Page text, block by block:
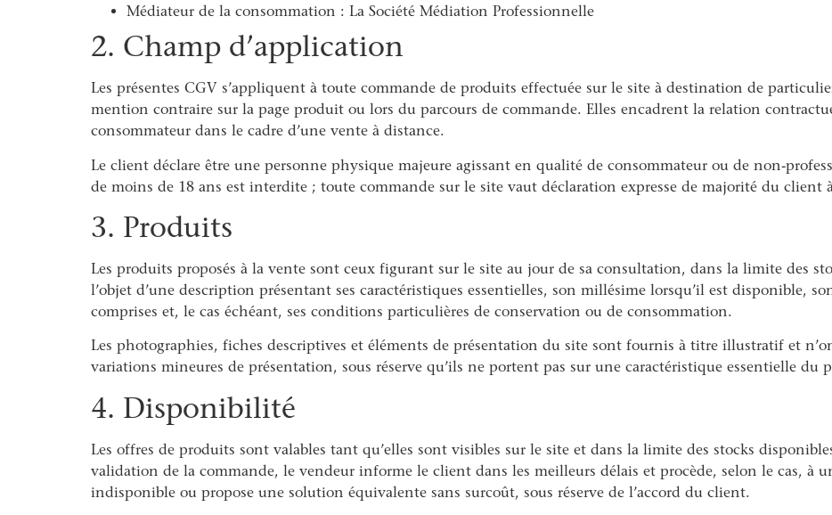
Médiateur de la consommation : La Société Médiation Professionnelle
2. Champ d’application
Les présentes CGV s’appliquent à toute commande de produits effectuée sur le site à destination de
mention contraire sur la page produit ou lors du parcours de commande. Elles encadrent la relation
consommateur dans le cadre d’une vente à distance.
Le client déclare être une personne physique majeure agissant en qualité de consommateur ou de non-
de moins de 18 ans est interdite ; toute commande sur le site vaut déclaration expresse de majorité du client
3. Produits
Les produits proposés à la vente sont ceux figurant sur le site au jour de sa consultation, dans la limite des
l’objet d’une description présentant ses caractéristiques essentielles, son millésime lorsqu’il est disponible,
comprises et, le cas échéant, ses conditions particulières de conservation ou de consommation.
Les photographies, fiches descriptives et éléments de présentation du site sont fournis à titre illustratif et
variations mineures de présentation, sous réserve qu’ils ne portent pas sur une caractéristique essentielle du
4. Disponibilité
Les offres de produits sont valables tant qu’elles sont visibles sur le site et dans la limite des stocks
validation de la commande, le vendeur informe le client dans les meilleurs délais et procède, selon le cas, à
indisponible ou propose une solution équivalente sans surcoût, sous réserve de l’accord du client.